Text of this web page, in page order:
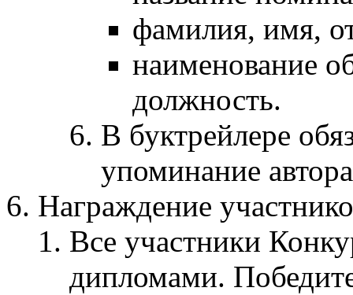
фамилия, имя,
наименование
должность.
В буктрейлере
упоминание
Награждение
Все участники
дипломами.